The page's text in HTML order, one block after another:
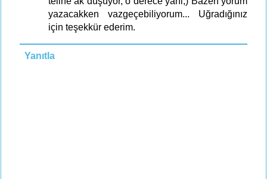
yazacakken vazgeçebiliyorum... Uğradığınız
için teşekkür ederim.
Yanıtla